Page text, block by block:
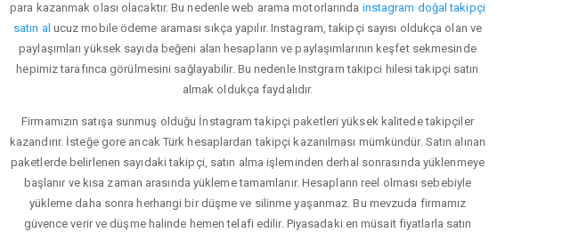
para kazanmak olası olacaktır. Bu nedenle web arama motorlarında instagram doğal takipçi
satın al ucuz mobile ödeme araması sıkça yapılır. Instagram, takipçi sayısı oldukça olan ve
paylaşımları yüksek sayıda beğeni alan hesapların ve paylaşımlarının keşfet sekmesinde
hepimiz tarafınca görülmesini sağlayabilir. Bu nedenle Instgram takipci hilesi takipçi satın
almak oldukça faydalıdır.
Firmamızın satışa sunmuş olduğu İnstagram takipçi paketleri yüksek kalitede takipçiler
kazandırır. İsteğe gore ancak Türk hesaplardan takipçi kazanılması mümkündür. Satın alınan
paketlerde belirlenen sayıdaki takipçi, satın alma işleminden derhal sonrasında yüklenmeye
başlanır ve kısa zaman arasında yükleme tamamlanır. Hesapların reel olması sebebiyle
yükleme daha sonra herhangi bir düşme ve silinme yaşanmaz. Bu mevzuda firmamız
güvence verir ve düşme halinde hemen telafi edilir. Piyasadaki en müsait fiyatlarla satın